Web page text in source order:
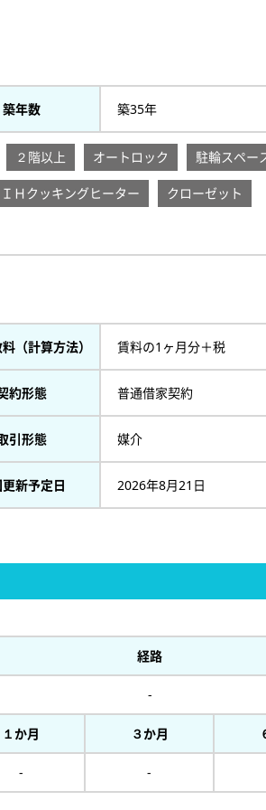
築年数 築35年
２階以上 オートロック 駐輪スペー
ＩＨクッキングヒーター クローゼット
（計算方法） 賃料の1ヶ月分＋税
約形態 普通借家契約
引形態 媒介
新予定日 2026年8月21日
経路
-
１か月 ３か月
- -